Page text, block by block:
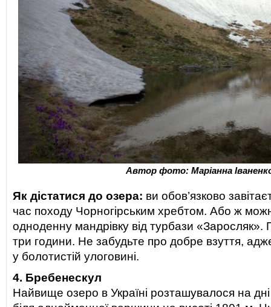
Автор фото: Маріанна
Як дістатися до озера: ви обов’язково
час походу Чорногірським хребтом. Або ж
одноденну мандрівку від турбази
три години. Не забудьте про добре взуття,
у болотистій улоговині.
4. Бребенескул
Найвище озеро в Україні розташувалося на